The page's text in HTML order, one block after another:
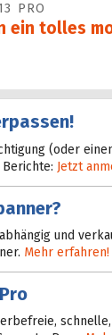
PRO
ein tolles
(oder
Jetzt
und
Mehr erfahren!